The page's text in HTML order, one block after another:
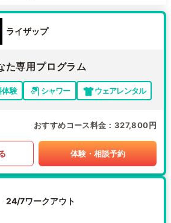
ライザップ
た専用プログラム
体験 シャワー ウェアレンタル
おすすめコース料金 327,800円
体験・相談予約
24/7ワークアウト